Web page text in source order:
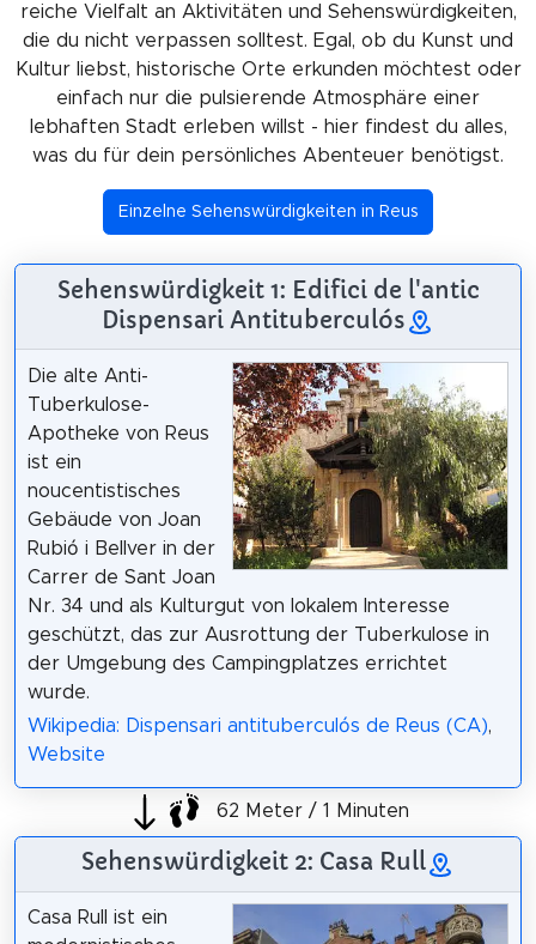
reiche Vielfalt an Aktivitäten und Sehenswürdigkeiten,
die du nicht verpassen solltest. Egal, ob du Kunst und
Kultur liebst, historische Orte erkunden möchtest oder
einfach nur die pulsierende Atmosphäre einer
lebhaften Stadt erleben willst - hier findest du alles,
was du für dein persönliches Abenteuer benötigst.
Einzelne Sehenswürdigkeiten in Reus
Sehenswürdigkeit 1: Edifici de l'antic
Dispensari Antituberculós
Die alte Anti-
Tuberkulose-
Apotheke von Reus
ist ein
noucentistisches
Gebäude von Joan
Rubió i Bellver in der
Carrer de Sant Joan
Nr. 34 und als Kulturgut von lokalem Interesse
geschützt, das zur Ausrottung der Tuberkulose in
der Umgebung des Campingplatzes errichtet
wurde.
Wikipedia: Dispensari antituberculós de Reus (CA),
Website
62 Meter / 1 Minuten
Sehenswürdigkeit 2: Casa Rull
Casa Rull ist ein